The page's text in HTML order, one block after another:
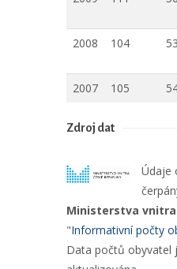
2008
104 53
2007
105
Zdroj dat
Údaje
Ministerstva
"Informativní počty
Data počtů obyvatel